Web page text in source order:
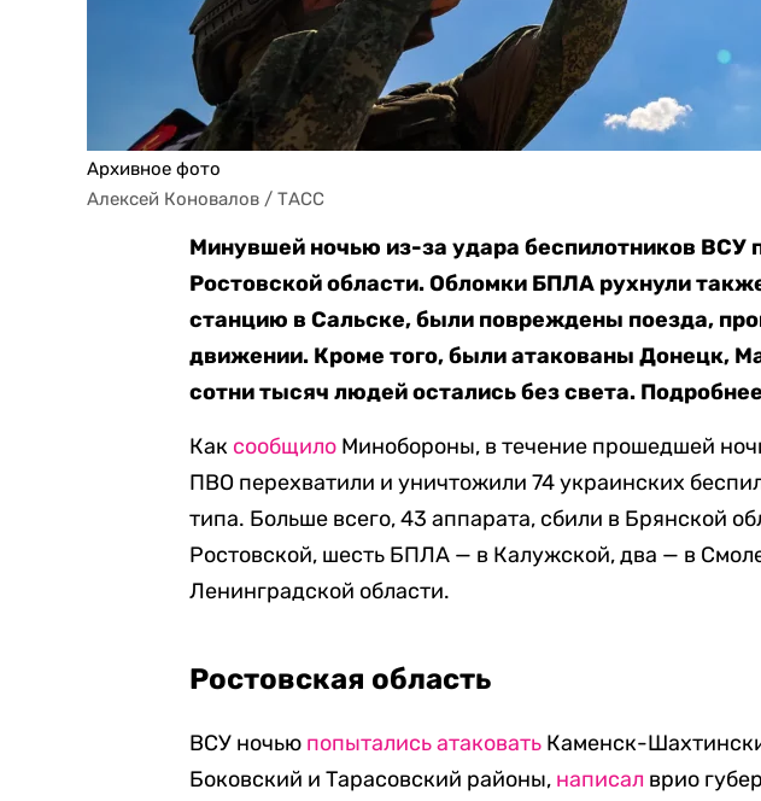
Архивное фото
Алексей Коновалов / ТАСС
Минувшей ночью из-за удара беспилотников ВСУ
Ростовской области. Обломки БПЛА рухнули
станцию в Сальске, были повреждены поезда,
движении. Кроме того, были атакованы Донецк,
сотни тысяч людей остались без света.
Как сообщило Минобороны, в течение прошедшей
ПВО перехватили и уничтожили 74 украинских
типа. Больше всего, 43 аппарата, сбили в Брянской
Ростовской, шесть БПЛА — в Калужской, два — в
Ленинградской области.
Ростовская область
ВСУ ночью попытались атаковать Каменск-
Боковский и Тарасовский районы, написал врио